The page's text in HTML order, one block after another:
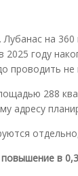
на
году
проводить
288
адресу
в